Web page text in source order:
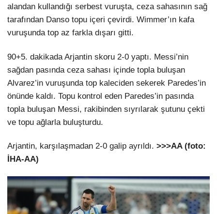
alandan kullandığı serbest vuruşta, ceza sahasının sağ
tarafından Danso topu içeri çevirdi. Wimmer’ın kafa
vuruşunda top az farkla dışarı gitti.
90+5. dakikada Arjantin skoru 2-0 yaptı. Messi’nin
sağdan pasında ceza sahası içinde topla buluşan
Alvarez’in vuruşunda top kaleciden sekerek Paredes’in
önünde kaldı. Topu kontrol eden Paredes’in pasında
topla buluşan Messi, rakibinden sıyrılarak şutunu çekti
ve topu ağlarla buluşturdu.
Arjantin, karşılaşmadan 2-0 galip ayrıldı. >>>AA (foto:
İHA-AA)